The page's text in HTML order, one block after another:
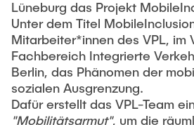
Lüneburg das Projekt
Unter dem Titel
Mitarbeiter*innen des VPL, im
Fachbereich Integrierte
Berlin, das Phänomen der
sozialen Ausgrenzung.
Dafür erstellt das VPL-Team
"Mobilitätsarmut", um die